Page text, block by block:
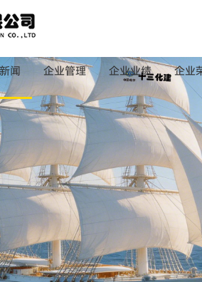
闻 企业管理 企业业绩 企业